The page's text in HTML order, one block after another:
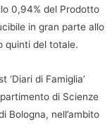
0,94% del Prodotto
in gran parte allo
quinti del totale.
di Famiglia’
di Scienze
Bologna, nell’ambito